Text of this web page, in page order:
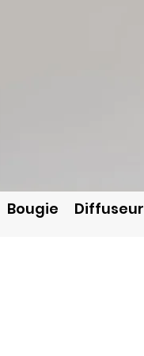
Bougie Diffuseur